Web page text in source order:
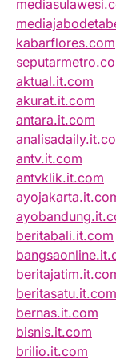
kabarflores.com
aktual.it.com
akurat.it.com
antara.it.com
antv.it.com
antvklik.it.com
beritabali.it.com
beritasatu.it.com
bernas.it.com
bisnis.it.com
brilio.it.com